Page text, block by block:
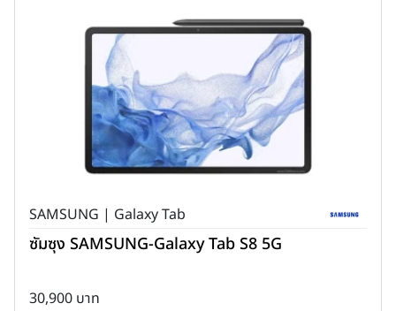
SAMSUNG | Galaxy Tab
ซัมซุง SAMSUNG-Galaxy Tab S8 5G
30,900 บาท